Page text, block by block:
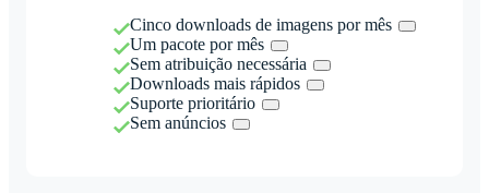
Cinco downloads de imagens por mês
Um pacote por mês
Sem atribuição necessária
Downloads mais rápidos
Suporte prioritário
Sem anúncios